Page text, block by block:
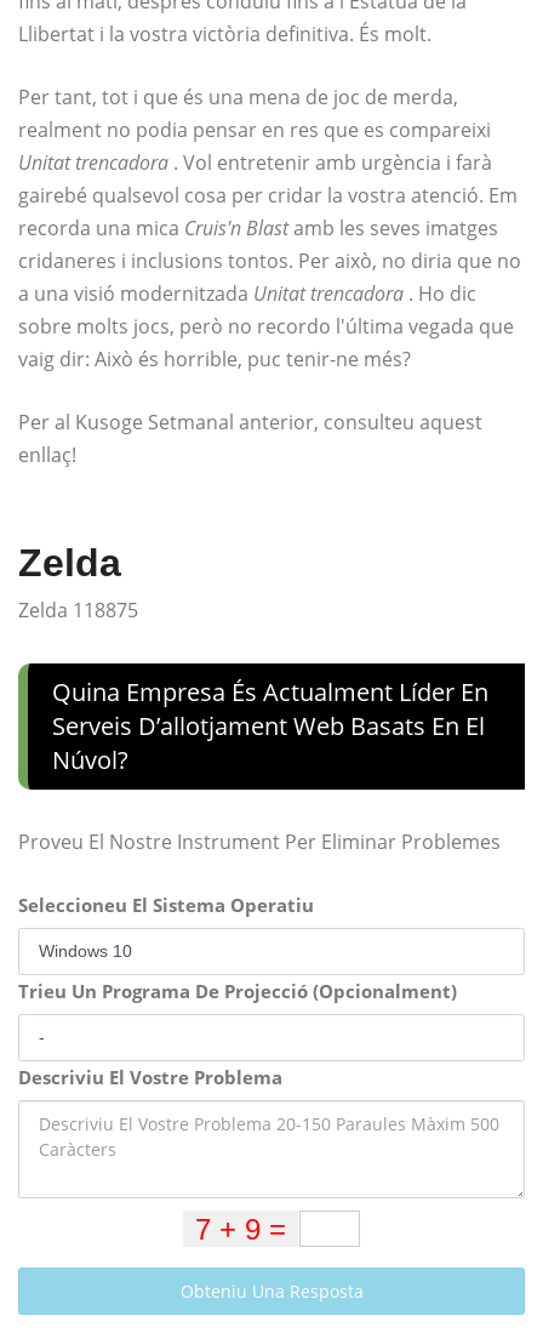
Llibertat i la vostra victòria definitiva. És molt.
Per tant, tot i que és una mena de joc de merda,
realment no podia pensar en res que es compareixi
Unitat trencadora . Vol entretenir amb urgència i farà
gairebé qualsevol cosa per cridar la vostra atenció. Em
recorda una mica Cruis'n Blastamb les seves imatges
cridaneres i inclusions tontos. Per això, no diria que no
a una visió modernitzada Unitat trencadora . Ho dic
sobre molts jocs, però no recordo l'última vegada que
vaig dir: Això és horrible, puc tenir-ne més?
Per al Kusoge Setmanal anterior, consulteu aquest
enllaç!
Zelda
Zelda 118875
Quina Empresa És Actualment Líder En
Serveis D’allotjament Web Basats En El
Núvol?
Proveu El Nostre Instrument Per Eliminar Problemes
Seleccioneu El Sistema Operatiu
Trieu Un Programa De Projecció (Opcionalment)
Descriviu El Vostre Problema
Obteniu Una Resposta